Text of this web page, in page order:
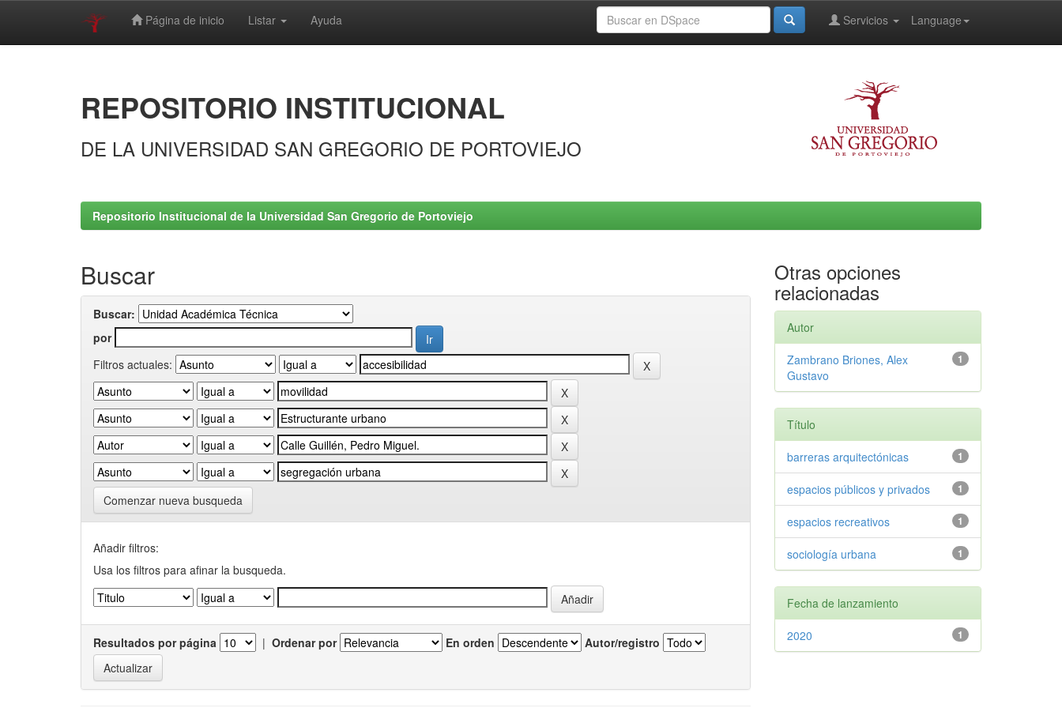
Página de inicio Listar Ayuda Language
Servicios
REPOSITORIO INSTITUCIONAL
DE LA UNIVERSIDAD SAN GREGORIO DE PORTOVIEJO
Repositorio Institucional de la Universidad San Gregorio de Portoviejo
Buscar
Buscar:
por
Filtros actuales:
Comenzar nueva busqueda
Añadir filtros:
Usa los filtros para afinar la busqueda.
Resultados por página | Ordenar por En orden Autor/registro
Otras opciones
relacionadas
Autor
1
Zambrano Briones, Alex
Gustavo
Título
1
barreras arquitectónicas
1
espacios públicos y privados
1
espacios recreativos
1
sociología urbana
Fecha de lanzamiento
1
2020